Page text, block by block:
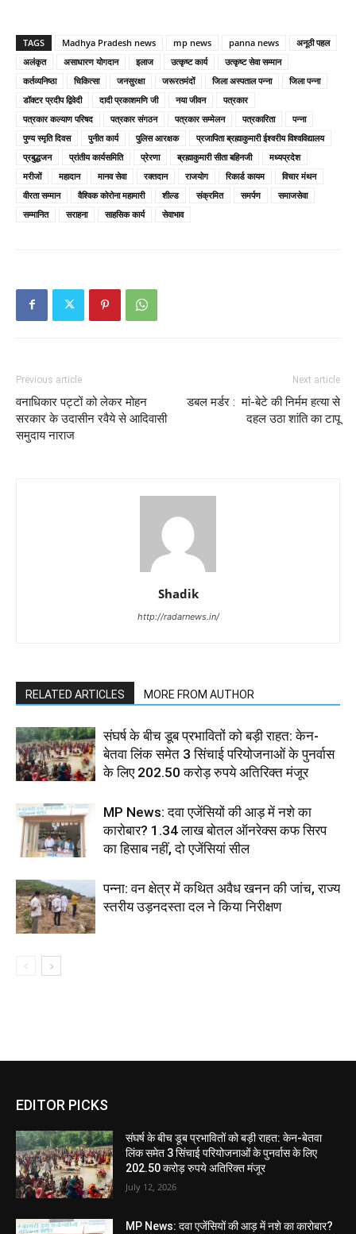
TAGS Madhya Pradesh news mp news panna news
अनूठी पहल
अलंकृत
असाधारण योगदान इलाज उत्कृष्ट कार्य
उत्कृष्ट सेवा सम्मान
कर्तव्यनिष्ठा
चिकित्सा जनसुरक्षा जरूरतमंदों जिला अस्पताल पन्ना
जिला पन्ना
डॉक्टर प्रदीप द्विवेदी
दादी प्रकाशमणि जी नया जीवन
पत्रकार
पत्रकार कल्याण परिषद
पत्रकार संगठन पत्रकार सम्मेलन पत्रकारिता
पन्ना
पुण्य स्मृति दिवस
पुनीत कार्य पुलिस आरक्षक
प्रजापिता ब्रह्माकुमारी ईश्वरीय विश्वविद्यालय
प्रबुद्धजन
प्रांतीय कार्यसमिति प्रेरणा ब्रह्माकुमारी सीता बहिनजी
मध्यप्रदेश
मरीजों
महादान मानव सेवा रक्तदान राजयोग रिकार्ड कायम
विचार मंथन
वीरता सम्मान
वैश्विक कोरोना महामारी शील्ड संक्रमित समर्पण
समाजसेवा
सम्मानित
सराहना साहसिक कार्य सेवाभाव
Previous article
वनाधिकार पट्टों को लेकर मोहन
सरकार के उदासीन रवैये से आदिवासी
समुदाय नाराज
Next article
डबल मर्डर : मां-बेटे की निर्मम हत्या से
दहल उठा शांति का टापू
Shadik
http://radarnews.in/
RELATED ARTICLES MORE FROM AUTHOR
संघर्ष के बीच डूब प्रभावितों को बड़ी राहत: केन-
बेतवा लिंक समेत 3 सिंचाई परियोजनाओं के पुनर्वास
के लिए 202.50 करोड़ रुपये अतिरिक्त मंजूर
MP News: दवा एजेंसियों की आड़ में नशे का
कारोबार? 1.34 लाख बोतल ऑनरेक्स कफ सिरप
का हिसाब नहीं, दो एजेंसियां सील
पन्ना: वन क्षेत्र में कथित अवैध खनन की जांच, राज्य
स्तरीय उड़नदस्ता दल ने किया निरीक्षण
EDITOR PICKS
संघर्ष के बीच डूब प्रभावितों को बड़ी राहत: केन-बेतवा
लिंक समेत 3 सिंचाई परियोजनाओं के पुनर्वास के लिए
202.50 करोड़ रुपये अतिरिक्त मंजूर
July 12, 2026
MP News: दवा एजेंसियों की आड़ में नशे का कारोबार?